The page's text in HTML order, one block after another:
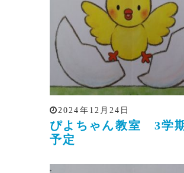
2024年12月24日
ぴよちゃん教室 3学
予定